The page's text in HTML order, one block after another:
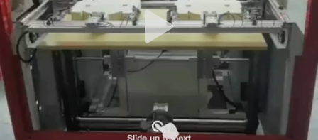
KUALITAS
HUBUNGI
KAMI
BERITA